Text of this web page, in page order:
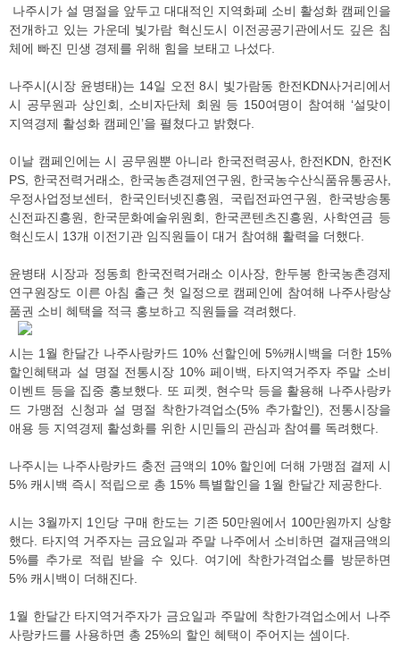
나주시가 설 명절을 앞두고 대대적인 지역화폐 소비 활성화 캠페인을
전개하고 있는 가운데 빛가람 혁신도시 이전공공기관에서도 깊은 침
체에 빠진 민생 경제를 위해 힘을 보태고 나섰다.
나주시(시장 윤병태)는 14일 오전 8시 빛가람동 한전KDN사거리에서
시 공무원과 상인회, 소비자단체 회원 등 150여명이 참여해 ‘설맞이
지역경제 활성화 캠페인’을 펼쳤다고 밝혔다.
이날 캠페인에는 시 공무원뿐 아니라 한국전력공사, 한전KDN, 한전K
PS, 한국전력거래소, 한국농촌경제연구원, 한국농수산식품유통공사,
우정사업정보센터, 한국인터넷진흥원, 국립전파연구원, 한국방송통
신전파진흥원, 한국문화예술위원회, 한국콘텐츠진흥원, 사학연금 등
혁신도시 13개 이전기관 임직원들이 대거 참여해 활력을 더했다.
윤병태 시장과 정동희 한국전력거래소 이사장, 한두봉 한국농촌경제
연구원장도 이른 아침 출근 첫 일정으로 캠페인에 참여해 나주사랑상
품권 소비 혜택을 적극 홍보하고 직원들을 격려했다.
시는 1월 한달간 나주사랑카드 10% 선할인에 5%캐시백을 더한 15%
할인혜택과 설 명절 전통시장 10% 페이백, 타지역거주자 주말 소비
이벤트 등을 집중 홍보했다. 또 피켓, 현수막 등을 활용해 나주사랑카
드 가맹점 신청과 설 명절 착한가격업소(5% 추가할인), 전통시장을
애용 등 지역경제 활성화를 위한 시민들의 관심과 참여를 독려했다.
나주시는 나주사랑카드 충전 금액의 10% 할인에 더해 가맹점 결제 시
5% 캐시백 즉시 적립으로 총 15% 특별할인을 1월 한달간 제공한다.
시는 3월까지 1인당 구매 한도는 기존 50만원에서 100만원까지 상향
했다. 타지역 거주자는 금요일과 주말 나주에서 소비하면 결재금액의
5%를 추가로 적립 받을 수 있다. 여기에 착한가격업소를 방문하면
5% 캐시백이 더해진다.
1월 한달간 타지역거주자가 금요일과 주말에 착한가격업소에서 나주
사랑카드를 사용하면 총 25%의 할인 혜택이 주어지는 셈이다.